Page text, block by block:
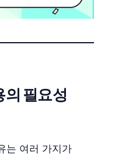
의 필요성
는 여러 가지가